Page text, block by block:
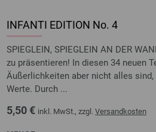
INFANTI EDITION No. 4
SPIEGLEIN, SPIEGLEIN AN DER
zu präsentieren! In diesen 34 neuen
Äußerlichkeiten aber nicht alles
Werte. Durch ...
5,50 € inkl. MwSt., zzgl. Versandkosten